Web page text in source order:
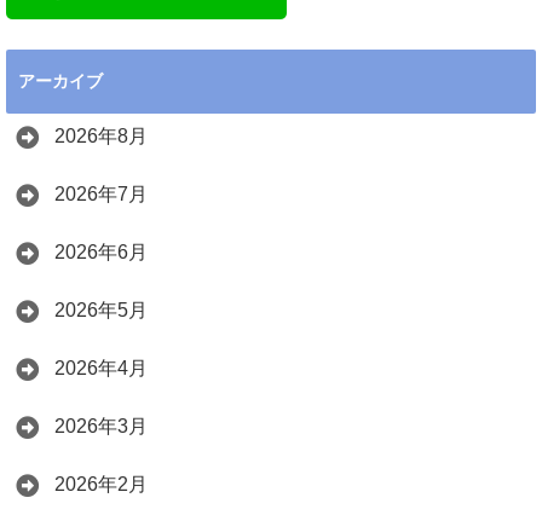
アーカイブ
2026年8月
2026年7月
2026年6月
2026年5月
2026年4月
2026年3月
2026年2月